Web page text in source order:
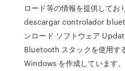
ロード等の情報を提供してお
descargar controlador
ンロード ソフトウェア
Bluetooth スタックを使用す
Windows を作成しています